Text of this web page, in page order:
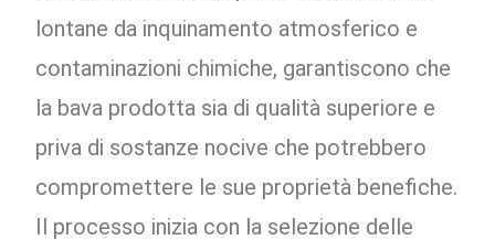
lontane da inquinamento atmosferico e
contaminazioni chimiche, garantiscono che
la bava prodotta sia di qualità superiore e
priva di sostanze nocive che potrebbero
compromettere le sue proprietà benefiche.
Il processo inizia con la selezione delle